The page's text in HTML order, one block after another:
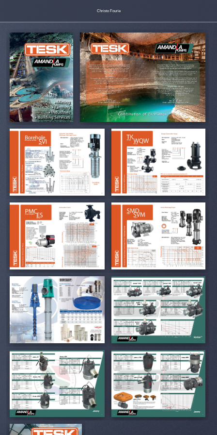
Christo Fourie